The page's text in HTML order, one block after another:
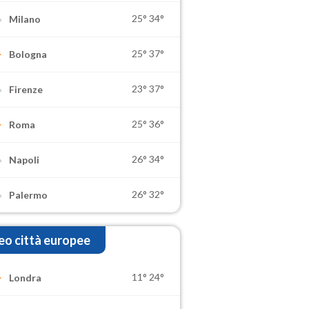
Milano 25° 34°
Bologna 25° 37°
Firenze 23° 37°
Roma 25° 36°
Napoli 26° 34°
Palermo 26° 32°
città europee
Londra 11° 24°